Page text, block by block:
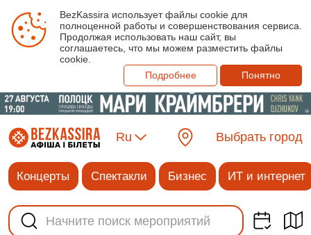
BezKassira использует файлы cookie для
полноценной работы и совершенствования сервиса.
Продолжая использовать наш сайт, вы
соглашаетесь, что мы можем разместить файлы
cookie.
Подробнее
Понятно
Ru Выбрать город
Концерты Спектакли Бизнес ИТ и интернет